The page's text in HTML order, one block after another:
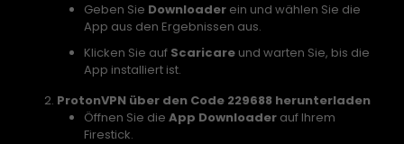
Geben Sie Downloader ein und wählen Sie die
App aus den Ergebnissen aus.
Klicken Sie auf Scaricare und warten Sie, bis die
App installiert ist.
ProtonVPN über den Code 229688 herunterladen
Öffnen Sie die App Downloader auf Ihrem
Firestick.